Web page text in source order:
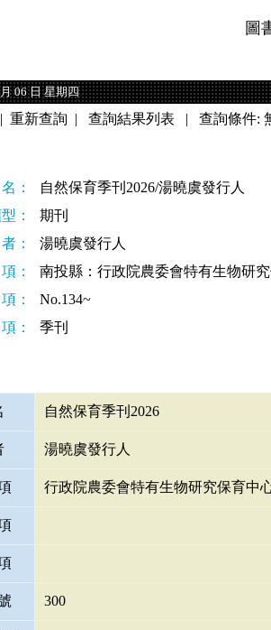
圖
06 日 星期四
06 日 星期四
|重新查詢 |查詢結果列表 | 查詢條件:
：
自然保育季刊2026/湯曉虞發行人
：
期刊
：
湯曉虞發行人
：
南投縣：行政院農委會特有生物研
：
No.134~
：
季刊
自然保育季刊2026
湯曉虞發行人
行政院農委會特有生物研究保育中
300